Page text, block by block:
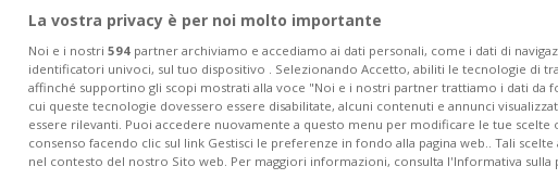
La vostra privacy è per noi molto importante
Noi e i nostri 594 partner archiviamo e accediamo ai dati personali, come i dati di
identificatori univoci, sul tuo dispositivo . Selezionando Accetto, abiliti le tecnologie di
affinché supportino gli scopi mostrati alla voce "Noi e i nostri partner trattiamo i dati da
cui queste tecnologie dovessero essere disabilitate, alcuni contenuti e annunci
essere rilevanti. Puoi accedere nuovamente a questo menu per modificare le tue scelte
consenso facendo clic sul link Gestisci le preferenze in fondo alla pagina web.. Tali
nel contesto del nostro Sito web. Per maggiori informazioni, consulta l'Informativa sulla